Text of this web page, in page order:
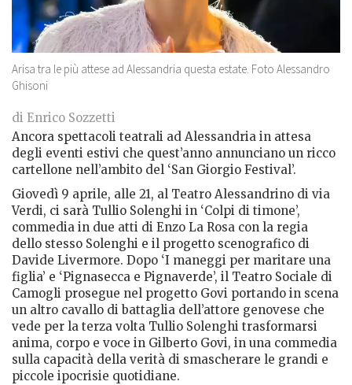
Arisa tra le più attese ad Alessandria questa estate. Foto Alessandro
Ghisoni
di Enrico Sozzetti
Ancora spettacoli teatrali ad Alessandria in attesa
degli eventi estivi che quest’anno annunciano un ricco
cartellone nell’ambito del ‘San Giorgio Festival’.
Giovedì 9 aprile, alle 21, al Teatro Alessandrino di via
Verdi, ci sarà Tullio Solenghi in ‘Colpi di timone’,
commedia in due atti di Enzo La Rosa con la regia
dello stesso Solenghi e il progetto scenografico di
Davide Livermore. Dopo ‘I maneggi per maritare una
figlia’ e ‘Pignasecca e Pignaverde’, il Teatro Sociale di
Camogli prosegue nel progetto Govi portando in scena
un altro cavallo di battaglia dell’attore genovese che
vede per la terza volta Tullio Solenghi trasformarsi
anima, corpo e voce in Gilberto Govi, in una commedia
sulla capacità della verità di smascherare le grandi e
piccole ipocrisie quotidiane.